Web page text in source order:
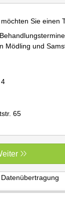
Sie einen
Mödling und
65